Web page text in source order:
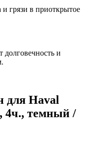
грязи в приоткрытое
долговечность и
для Haval
4ч., темный /